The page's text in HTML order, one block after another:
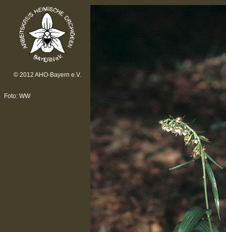
© 2012 AHO-Bayern e.V.
Foto: WW